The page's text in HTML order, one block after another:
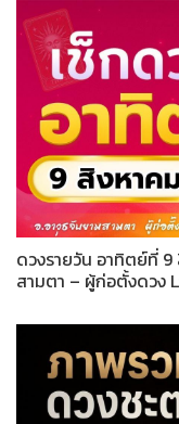
ดวงรายวัน อาทิตย์ที่ 9
สามตา – ผู้ก่อตั้งดวง